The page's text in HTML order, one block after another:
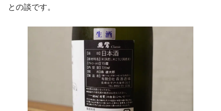
との談です。